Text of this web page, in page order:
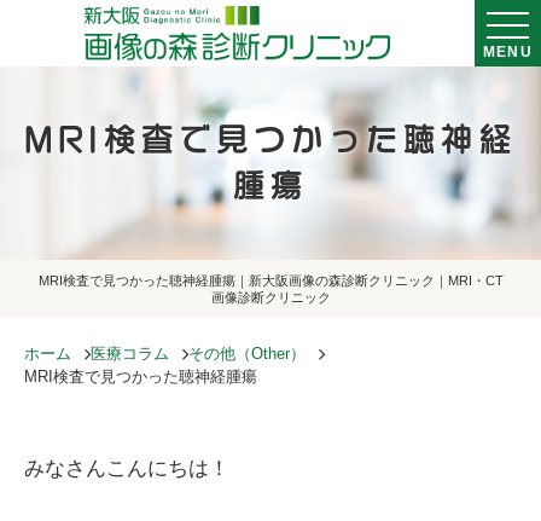
MENU
MRI検査で見つかった聴神経
腫瘍
MRI検査で見つかった聴神経腫瘍｜新大阪画像の森診断クリニック｜MRI・CT
画像診断クリニック
ホーム 医療コラム
その他（Other）
MRI検査で見つかった聴神経腫瘍
みなさんこんにちは！​​​